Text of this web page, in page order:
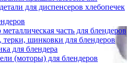
для диспенсеров хлебопечек
часть для блендеров
терки, шинковки для блендеров
для блендера
(моторы) для блендеров